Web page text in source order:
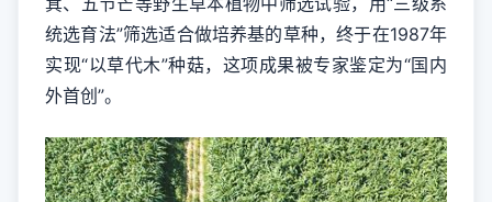
统选育法”筛选适合做培养基的草种，终于在1987年
实现“以草代木”种菇，这项成果被专家鉴定为“国内
外首创”。